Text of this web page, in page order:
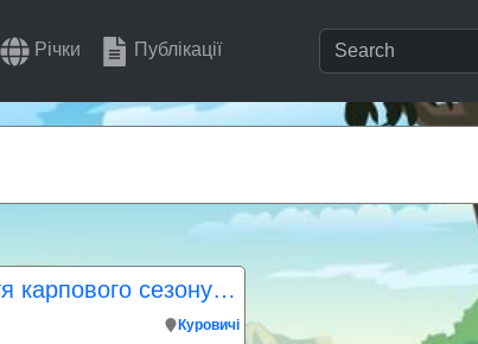
Річки Публікації
Відкриття карпового сезону 2026 на озері Куровичі
Куровичі